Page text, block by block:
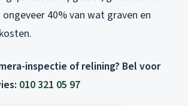
40% van wat graven en
inspectie of relining? Bel voor
010 321 05 97